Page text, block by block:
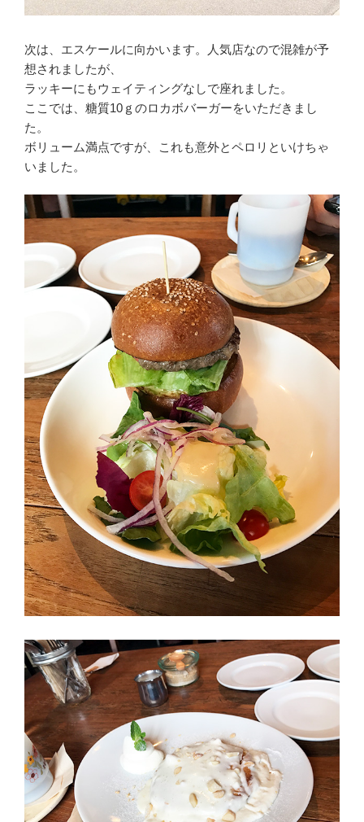
次は、エスケールに向かいます。人気店なので混雑が予
想されましたが、
ラッキーにもウェイティングなしで座れました。
ここでは、糖質10ｇのロカボバーガーをいただきまし
た。
ボリューム満点ですが、これも意外とペロリといけちゃ
いました。